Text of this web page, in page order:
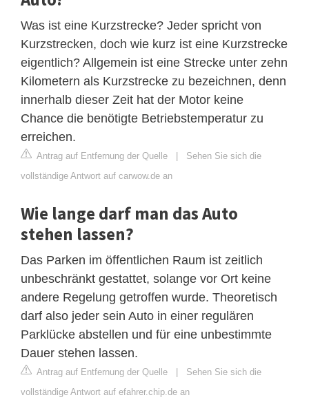
Was ist eine Kurzstrecke? Jeder spricht von
Kurzstrecken, doch wie kurz ist eine Kurzstrecke
eigentlich? Allgemein ist eine Strecke unter zehn
Kilometern als Kurzstrecke zu bezeichnen, denn
innerhalb dieser Zeit hat der Motor keine
Chance die benötigte Betriebstemperatur zu
erreichen.
Antrag auf Entfernung der Quelle | Sehen Sie sich die
vollständige Antwort auf carwow.de an
Wie lange darf man das Auto
stehen lassen?
Das Parken im öffentlichen Raum ist zeitlich
unbeschränkt gestattet, solange vor Ort keine
andere Regelung getroffen wurde. Theoretisch
darf also jeder sein Auto in einer regulären
Parklücke abstellen und für eine unbestimmte
Dauer stehen lassen.
Antrag auf Entfernung der Quelle | Sehen Sie sich die
vollständige Antwort auf efahrer.chip.de an